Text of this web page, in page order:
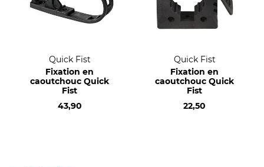
Quick Fist
Fixation en
caoutchouc Quick
Fist
43,90
Quick Fist
Fixation en
caoutchouc Quick
Fist
22,50